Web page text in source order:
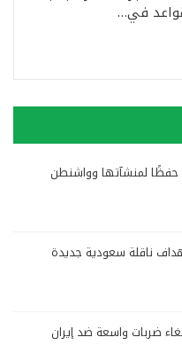
في…
حفظًا لمنشآتها وواشنطن
ضربات واسعة ضد إيران